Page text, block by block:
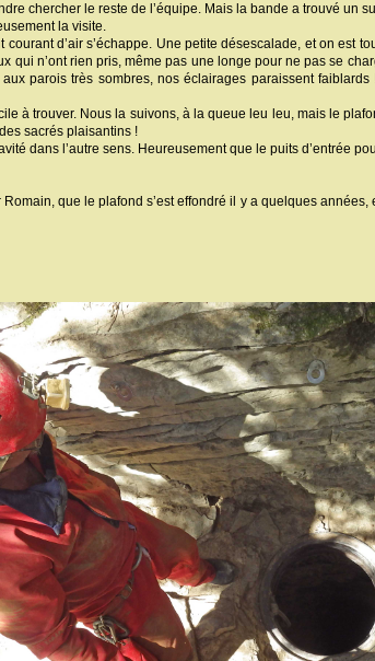
chercher le reste de l’équipe. Mais la bande a trouvé un
la visite.
d’air s’échappe. Une petite désescalade, et on est
qui n’ont rien pris, même pas une longe pour ne pas se
parois très sombres, nos éclairages paraissent
à trouver. Nous la suivons, à la queue leu leu, mais le
sacrés plaisantins !
dans l’autre sens. Heureusement que le puits d’entrée
que le plafond s’est effondré il y a quelques années,